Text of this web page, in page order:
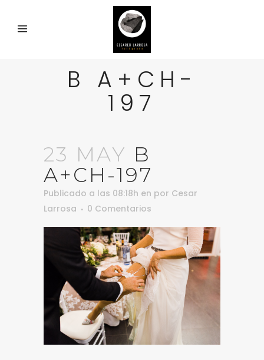
B A+CH-
197
23 MAY B
A+CH-197
Publicado a las 08:18h en por Cesar
Larrosa
0 Comentarios